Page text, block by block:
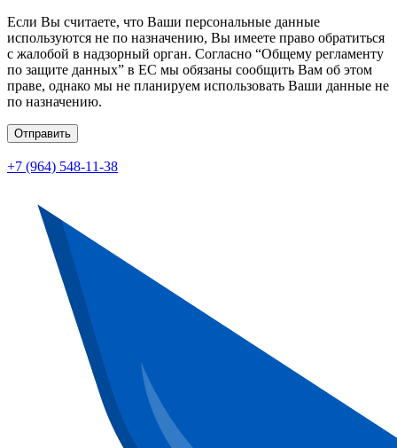
Если Вы считаете, что Ваши персональные данные
используются не по назначению, Вы имеете право обратиться
с жалобой в надзорный орган. Согласно “Общему регламенту
по защите данных” в ЕС мы обязаны сообщить Вам об этом
праве, однако мы не планируем использовать Ваши данные не
по назначению.
Отправить
+7 (964) 548-11-38